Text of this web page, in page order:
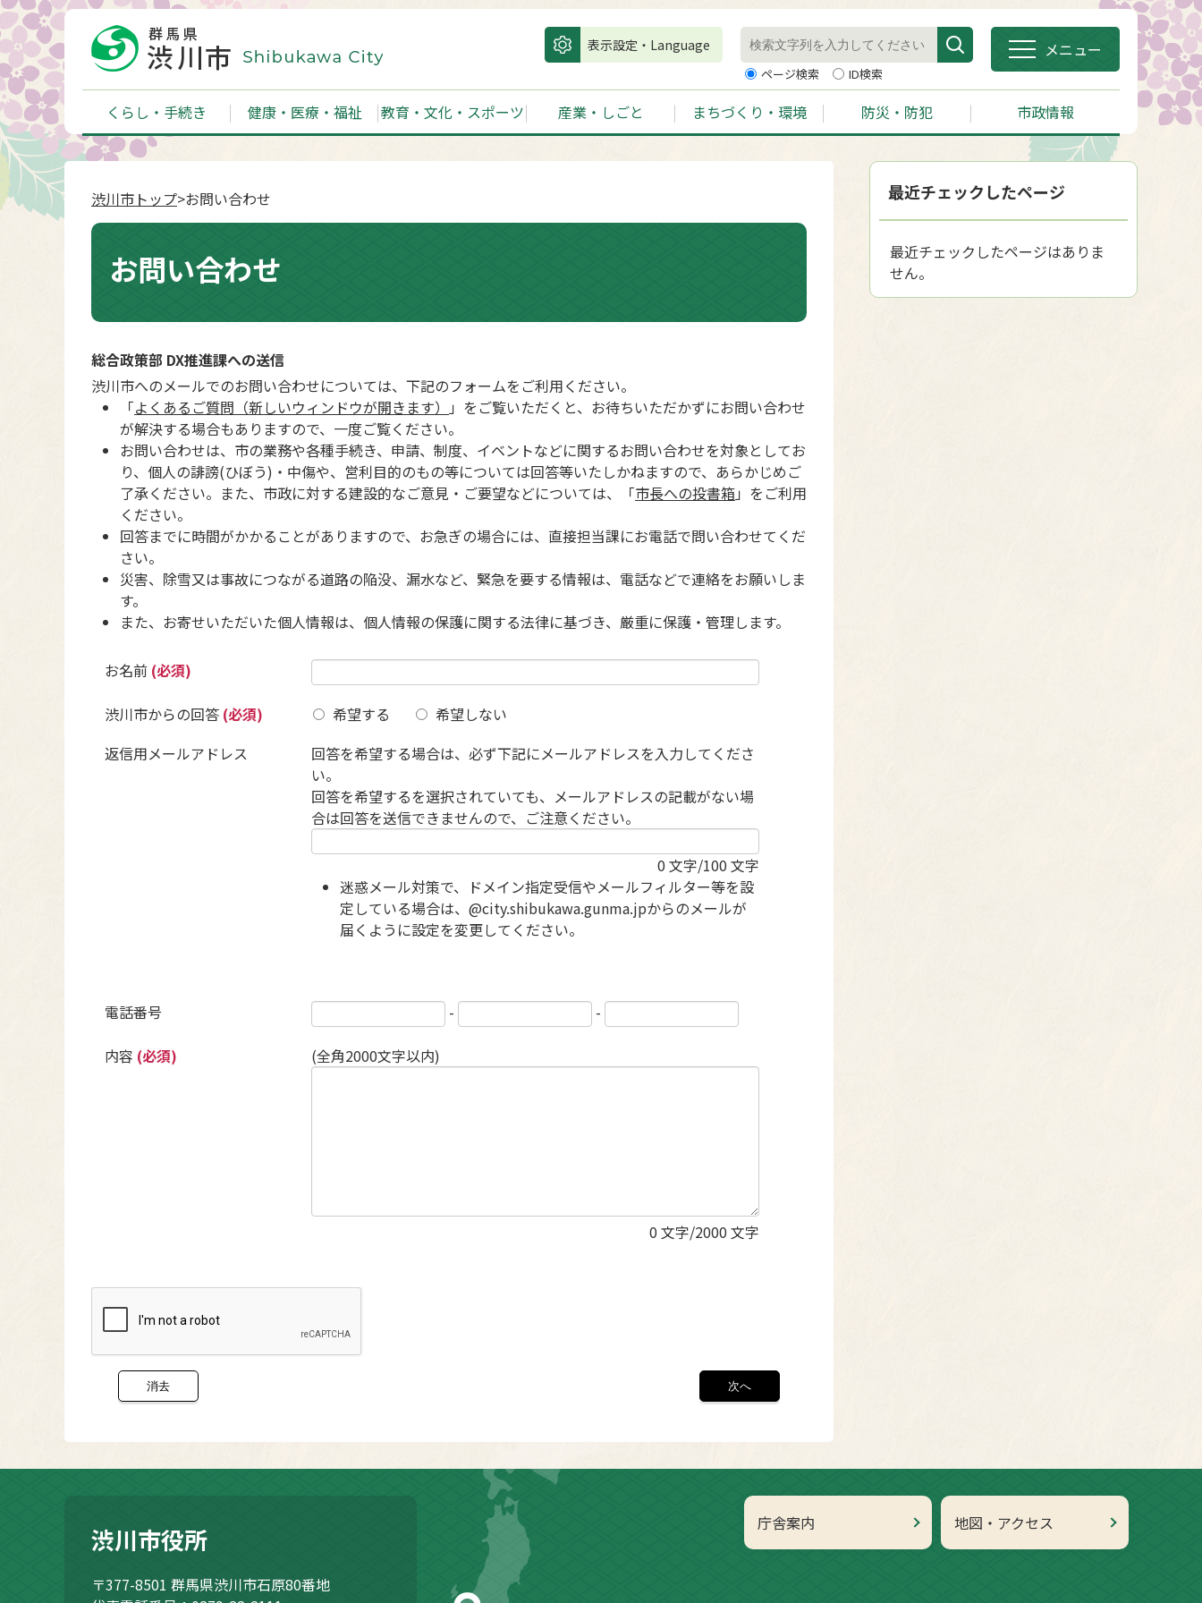
表示設定・Language
ページ検索 ID検索
メニュー
くらし・手続き 健康・医療・福祉 教育・文化・スポーツ 産業・しごと まちづくり・環境 防災・防犯 市政情報
渋川市トップ>お問い合わせ
お問い合わせ
総合政策部 DX推進課への送信
渋川市へのメールでのお問い合わせについては、下記のフォームをご利用ください。
「よくあるご質問（新しいウィンドウが開きます）
」をご覧いただくと、お待ちいただかずにお問い合わせ
が解決する場合もありますので、一度ご覧ください。
お問い合わせは、市の業務や各種手続き、申請、制度、イベントなどに関するお問い合わせを対象としてお
り、個人の誹謗(ひぼう)・中傷や、営利目的のもの等については回答等いたしかねますので、あらかじめご
了承ください。また、市政に対する建設的なご意見・ご要望などについては、「市長への投書箱」をご利用
ください。
回答までに時間がかかることがありますので、お急ぎの場合には、直接担当課にお電話で問い合わせてくだ
さい。
災害、除雪又は事故につながる道路の陥没、漏水など、緊急を要する情報は、電話などで連絡をお願いしま
す。
また、お寄せいただいた個人情報は、個人情報の保護に関する法律に基づき、厳重に保護・管理します。
お名前 (必須)
渋川市からの回答 (必須) 希望する
希望しない
返信用メールアドレス
回答を希望する場合は、必ず下記にメールアドレスを入力してくださ
い。
回答を希望するを選択されていても、メールアドレスの記載がない場
合は回答を送信できませんので、ご注意ください。
0 文字/100 文字
迷惑メール対策で、ドメイン指定受信やメールフィルター等を設
定している場合は、@city.shibukawa.gunma.jpからのメールが
届くように設定を変更してください。
電話番号 - -
内容 (必須) (全角2000文字以内)
0 文字/2000 文字
最近チェックしたページ
最近チェックしたページはありま
せん。
庁舎案内 地図・アクセス
渋川市役所
〒377-8501 群馬県渋川市石原80番地